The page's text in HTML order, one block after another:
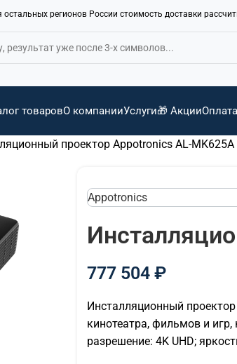
регионов России стоимость доставки
товаровО компанииУслуги🎁 Акции
проектор Appotronics AL-MK625A
Appotronics
777 504 ₽
Инсталляционный
кинотеатра, фильмов и
разрешение: 4K UHD;